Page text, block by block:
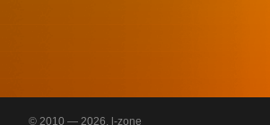
© 2010 — 2026. l-zone